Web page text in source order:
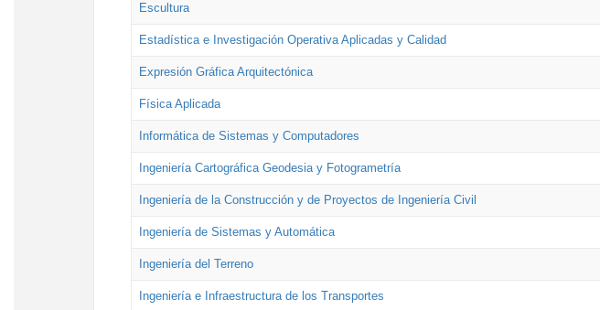
Escultura
Estadística e Investigación Operativa Aplicadas y Calidad
Expresión Gráfica Arquitectónica
Física Aplicada
Informática de Sistemas y Computadores
Ingeniería Cartográfica Geodesia y Fotogrametría
Ingeniería de la Construcción y de Proyectos de Ingeniería Civil
Ingeniería de Sistemas y Automática
Ingeniería del Terreno
Ingeniería e Infraestructura de los Transportes